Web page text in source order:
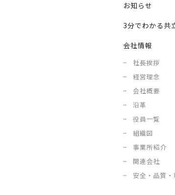
お知らせ
3分でわかる共
会社情報
社長挨拶
経営理念
会社概要
沿革
役員一覧
組織図
事業所紹介
関連会社
安全・品質・